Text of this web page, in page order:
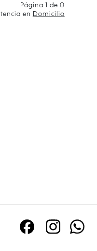
Página 1 de 0
en Domicilio